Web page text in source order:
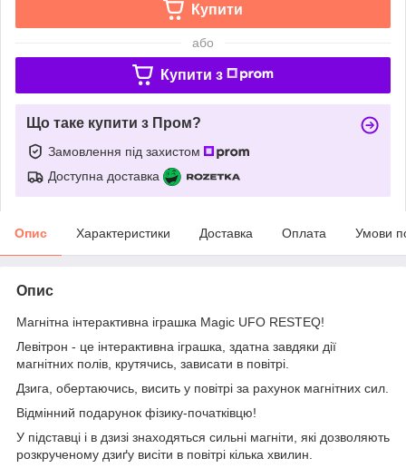
Купити
або
Купити з
Що таке купити з Пром?
Замовлення під захистом
Доступна доставка
Опис Характеристики Доставка Оплата Умови
Опис
Магнітна інтерактивна іграшка Magic UFO RESTEQ!
Левітрон - це інтерактивна іграшка, здатна завдяки дії
магнітних полів, крутячись, зависати в повітрі.
Дзига, обертаючись, висить у повітрі за рахунок магнітних сил.
Відмінний подарунок фізику-початківцю!
У підставці і в дзизі знаходяться сильні магніти, які дозволяють
розкрученому дзиґу висіти в повітрі кілька хвилин.